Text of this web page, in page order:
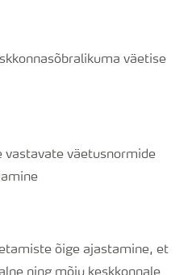
väetise
vastavate väetusnormide
õige ajastamine, et